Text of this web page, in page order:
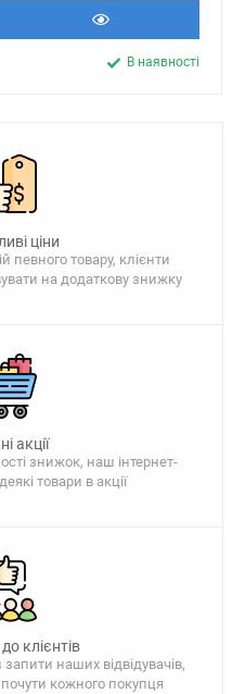
В наявності
ціни
певного товару, клієнти
на додаткову знижку
акції
знижок, наш інтернет-
товари в акції
клієнтів
наших відвідувачів,
кожного покупця